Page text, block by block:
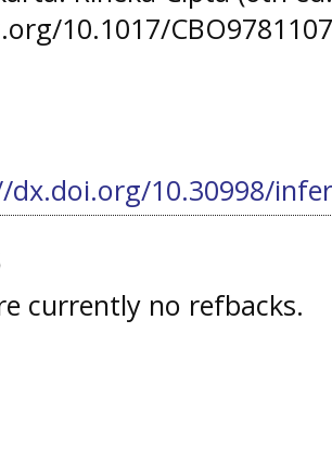
10.1017/
10.30998/
currently no refbacks.